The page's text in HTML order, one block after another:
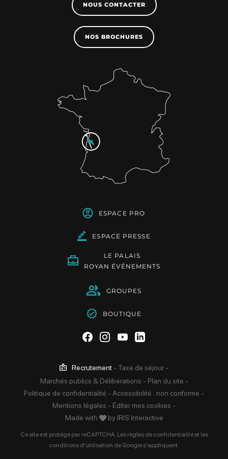
NOUS CONTACTER
NOS BROCHURES
ESPACE PRO
ESPACE PRESSE
LE PALAIS
ROYAN ÉVÉNEMENTS
GROUPES
BOUTIQUE
Suivez-nous sur Facebook
Suivez-nous sur
Suivez-nous sur
Suivez-nous sur
Recrutement - Taxe de séjour -
Marchés publics & Délibérations - Plan du site -
Politique de confidentialité - Accessibilité : non conforme -
Mentions légales - Éditer mes cookies -
Made with
by IRIS Interactive
Ce site est protégé par reCAPTCHA. Les règles de confidentialitéet les
conditions d'utilisation de Google s'appliquent.